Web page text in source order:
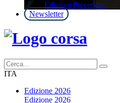
Edizioni Precedenti
Newsletter
ITA
Edizione 2026
Edizione 2026